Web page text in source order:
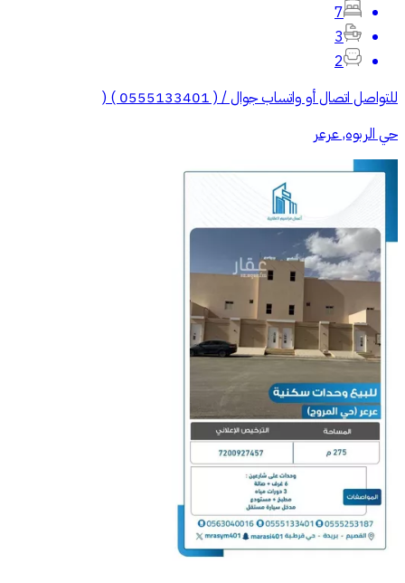
7
3
2
للتواصل اتصال أو واتساب جوال / ( 0555133401 ) (
حي الربوه, عرعر